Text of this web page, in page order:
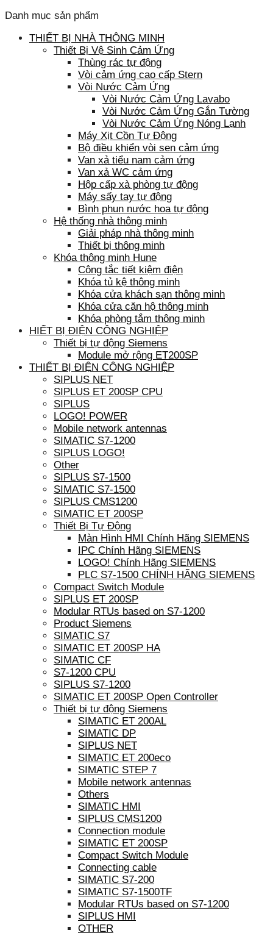
Danh mục sản phẩm
THIẾT BỊ NHÀ THÔNG MINH
Thiết Bị Vệ Sinh Cảm Ứng
Thùng rác tự động
Vòi cảm ứng cao cấp Stern
Vòi Nước Cảm Ứng
Vòi Nước Cảm Ứng Lavabo
Vòi Nước Cảm Ứng Gắn Tường
Vòi Nước Cảm Ứng Nóng Lạnh
Máy Xịt Cồn Tự Động
Bộ điều khiển vòi sen cảm ứng
Van xả tiểu nam cảm ứng
Van xả WC cảm ứng
Hộp cấp xà phòng tự động
Máy sấy tay tự động
Bình phun nước hoa tự động
Hệ thống nhà thông minh
Giải pháp nhà thông minh
Thiết bị thông minh
Khóa thông minh Hune
Công tắc tiết kiệm điện
Khóa tủ kệ thông minh
Khóa cửa khách sạn thông minh
Khóa cửa căn hộ thông minh
Khóa phòng tắm thông minh
HIẾT BỊ ĐIỆN CÔNG NGHIỆP
Thiết bị tự động Siemens
Module mở rộng ET200SP
THIẾT BỊ ĐIỆN CÔNG NGHIỆP
SIPLUS NET
SIPLUS ET 200SP CPU
SIPLUS
LOGO! POWER
Mobile network antennas
SIMATIC S7-1200
SIPLUS LOGO!
Other
SIPLUS S7-1500
SIMATIC S7-1500
SIPLUS CMS1200
SIMATIC ET 200SP
Thiết Bị Tự Động
Màn Hình HMI Chính Hãng SIEMENS
IPC Chính Hãng SIEMENS
LOGO! Chính Hãng SIEMENS
PLC S7-1500 CHÍNH HÃNG SIEMENS
Compact Switch Module
SIPLUS ET 200SP
Modular RTUs based on S7-1200
Product Siemens
SIMATIC S7
SIMATIC ET 200SP HA
SIMATIC CF
S7-1200 CPU
SIPLUS S7-1200
SIMATIC ET 200SP Open Controller
Thiết bị tự động Siemens
SIMATIC ET 200AL
SIMATIC DP
SIPLUS NET
SIMATIC ET 200eco
SIMATIC STEP 7
Mobile network antennas
Others
SIMATIC HMI
SIPLUS CMS1200
Connection module
SIMATIC ET 200SP
Compact Switch Module
Connecting cable
SIMATIC S7-200
SIMATIC S7-1500TF
Modular RTUs based on S7-1200
SIPLUS HMI
OTHER